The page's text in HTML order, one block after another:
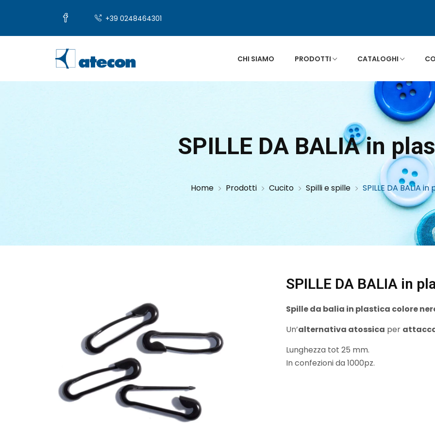
+39 0248464301
CHI SIAMO PRODOTTI CATALOGHI
SPILLE DA BALIA in
Home Prodotti Cucito Spilli e spille SPILLE DA BALIA
SPILLE DA BALIA in
Spille da balia in plastica colore
Un’alternativa atossica per
Lunghezza tot 25 mm.
In confezioni da 1000pz.